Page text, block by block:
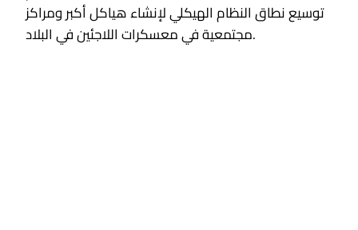
توسيع نطاق النظام الهيكلي لإنشاء هياكل أكبر ومراكز
مجتمعية في معسكرات اللاجئين في البلاد.